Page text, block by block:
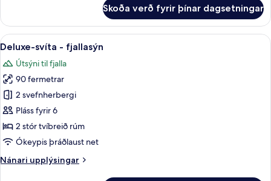
herbergi
1
tvíbreitt
rúm
(Alpin)
Skoða verð fyrir þínar dagsetningar
Skoða
allar
myndir
fyrir
Deluxe-
svíta
-
fjallasýn
40-tommu sjónvarp með stafrænum
7
Deluxe-svíta - fjallasýn
Útsýni til fjalla
90 fermetrar
2 svefnherbergi
Pláss fyrir 6
2 stór tvíbreið rúm
Ókeypis þráðlaust net
Nánari upplýsingar
Nánari